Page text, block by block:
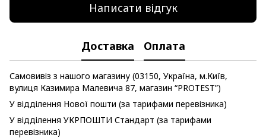
Написати відгук
Доставка Оплата
Самовивіз з нашого магазину (03150, Україна, м.Київ,
вулиця Казимира Малевича 87, магазин “PROTEST”)
У відділення Нової пошти (за тарифами перевізника)
У відділення УКРПОШТИ Стандарт (за тарифами
перевізника)